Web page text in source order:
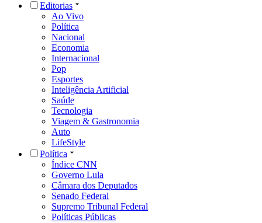
Editorias
Ao Vivo
Política
Nacional
Economia
Internacional
Pop
Esportes
Inteligência Artificial
Saúde
Tecnologia
Viagem & Gastronomia
Auto
LifeStyle
Política
Índice CNN
Governo Lula
Câmara dos Deputados
Senado Federal
Supremo Tribunal Federal
Políticas Públicas